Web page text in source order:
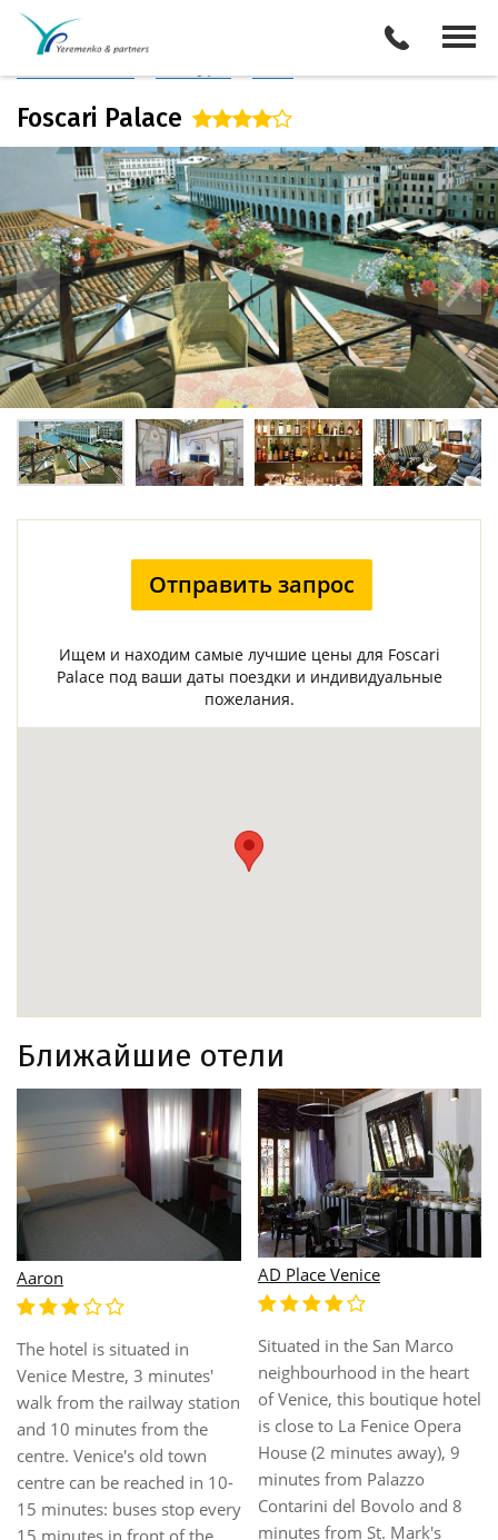
Италия
Foscari Palace
Отправить запрос
Ищем и находим самые лучшие цены для Foscari
Palace под ваши даты поездки и индивидуальные
пожелания.
Ближайшие отели
Aaron
The hotel is situated in
Venice Mestre, 3 minutes'
walk from the railway station
and 10 minutes from the
centre. Venice's old town
centre can be reached in 10-
15 minutes: buses stop every
AD Place Venice
Situated in the San Marco
neighbourhood in the heart
of Venice, this boutique hotel
is close to La Fenice Opera
House (2 minutes away), 9
minutes from Palazzo
Contarini del Bovolo and 8
minutes from St. Mark's